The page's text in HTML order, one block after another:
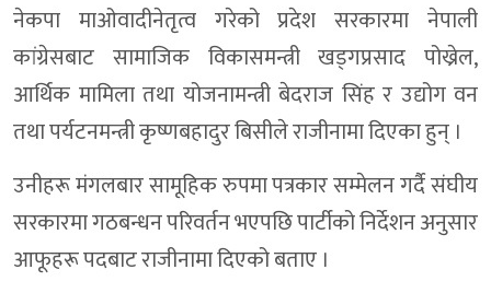
नेकपा माओवादीनेतृत्व गरेको प्रदेश सरकारमा नेपाली
कांग्रेसबाट सामाजिक विकासमन्त्री खड्गप्रसाद पोख्रेल,
आर्थिक मामिला तथा योजनामन्त्री बेदराज सिंह र उद्योग वन
तथा पर्यटनमन्त्री कृष्णबहादुर बिसीले राजीनामा दिएका हुन् ।
उनीहरू मंगलबार सामूहिक रुपमा पत्रकार सम्मेलन गर्दै संघीय
सरकारमा गठबन्धन परिवर्तन भएपछि पार्टीको निर्देशन अनुसार
आफूहरू पदबाट राजीनामा दिएको बताए ।